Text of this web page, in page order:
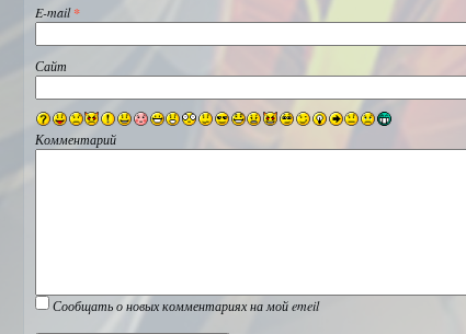
E-mail*
Сайт
Комментарий
Сообщать о новых комментариях на мой emeil